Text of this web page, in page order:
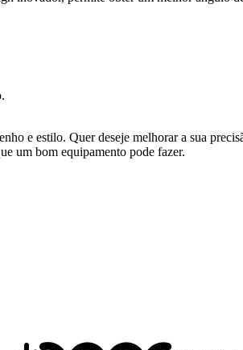
e estilo. Quer deseje melhorar a sua
um bom equipamento pode fazer.